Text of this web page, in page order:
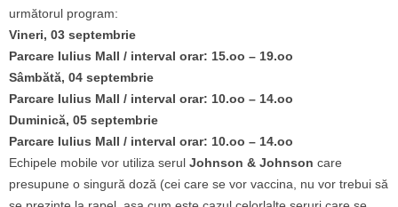
următorul program:
Vineri, 03 septembrie
Parcare Iulius Mall / interval orar: 15.oo – 19.oo
Sâmbătă, 04 septembrie
Parcare Iulius Mall / interval orar: 10.oo – 14.oo
Duminică, 05 septembrie
Parcare Iulius Mall / interval orar: 10.oo – 14.oo
Echipele mobile vor utiliza serul Johnson & Johnson care
presupune o singură doză (cei care se vor vaccina, nu vor trebui să